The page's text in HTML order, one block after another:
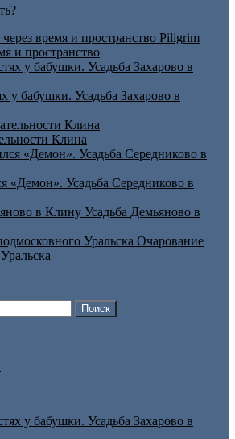
Piligrim
и пространство
у бабушки. Усадьба Захарово в
Клина
«Демон». Усадьба Середниково в
Усадьба Демьяново в
Очарование